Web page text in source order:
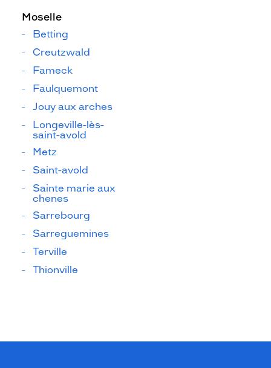
Moselle
Betting
Creutzwald
Fameck
Faulquemont
Jouy aux arches
Longeville-lès-
saint-avold
Metz
Saint-avold
Sainte marie aux
chenes
Sarrebourg
Sarreguemines
Terville
Thionville